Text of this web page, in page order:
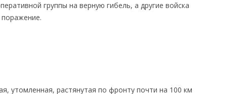
группы на верную гибель, а другие войска
утомленная, растянутая по фронту почти на 100 км